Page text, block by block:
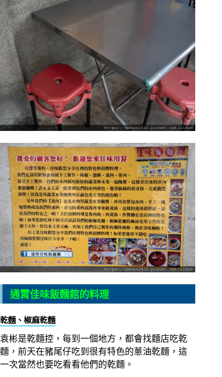
通霄佳味飯麵館的料理
乾麵、椒麻乾麵
袁彬是乾麵控，每到一個地方，都會找麵店吃乾
麵，前天在豬尾仔吃到很有特色的蔥油乾麵，這
一次當然也要吃看看他們的乾麵。